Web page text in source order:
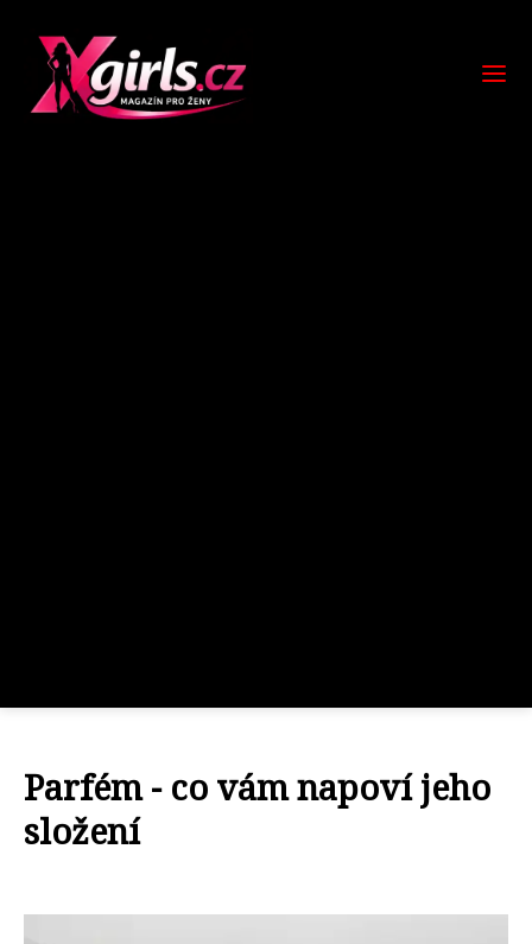
Parfém - co vám napoví jeho
složení